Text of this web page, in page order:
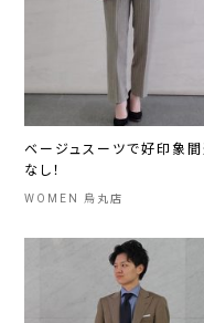
ベージュスーツで好印象
なし！
WOMEN 烏丸店